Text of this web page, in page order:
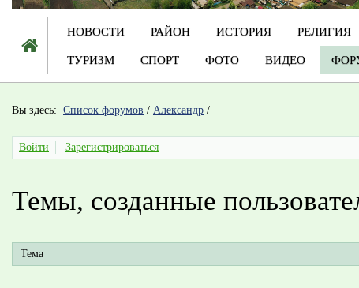
НОВОСТИ РАЙОН ИСТОРИЯ РЕЛИГИЯ
ТУРИЗМ СПОРТ ФОТО ВИДЕО
Вы здесь: Список форумов / Александр /
Войти Зарегистрироваться
Темы, созданные
Тема